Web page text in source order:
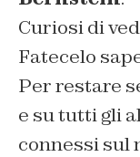
Curiosi di
Fatecelo
Per restare
e su tutti gli
connessi sul